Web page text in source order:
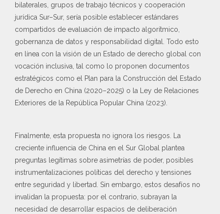
bilaterales, grupos de trabajo técnicos y cooperación
jurídica Sur–Sur, sería posible establecer estándares
compartidos de evaluación de impacto algorítmico,
gobernanza de datos y responsabilidad digital. Todo esto
en línea con la visión de un Estado de derecho global con
vocación inclusiva, tal como lo proponen documentos
estratégicos como el Plan para la Construcción del Estado
de Derecho en China (2020–2025) o la Ley de Relaciones
Exteriores de la República Popular China (2023).
Finalmente, esta propuesta no ignora los riesgos. La
creciente influencia de China en el Sur Global plantea
preguntas legítimas sobre asimetrías de poder, posibles
instrumentalizaciones políticas del derecho y tensiones
entre seguridad y libertad. Sin embargo, estos desafíos no
invalidan la propuesta: por el contrario, subrayan la
necesidad de desarrollar espacios de deliberación